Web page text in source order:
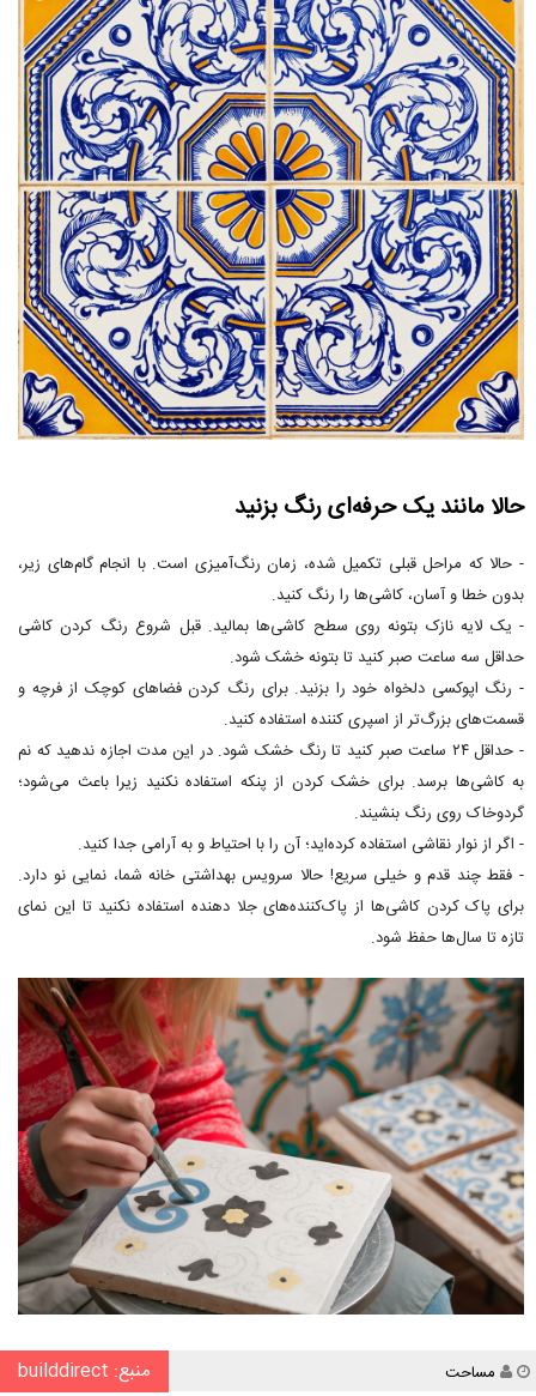
حالا مانند یک حرفه‌ای رنگ بزنید
- حالا که مراحل قبلی تکمیل شده، زمان رنگ‌آمیزی است. با انجام گام‌های زیر،
بدون خطا و آسان، کاشی‌ها را رنگ کنید.
- یک لایه نازک بتونه روی سطح کاشی‌ها بمالید. قبل شروع رنگ کردن کاشی
حداقل سه ساعت صبر کنید تا بتونه خشک شود.
- رنگ اپوکسی دلخواه خود را بزنید. برای رنگ کردن فضاهای کوچک از فرچه و
قسمت‌های بزرگ‌تر از اسپری کننده استفاده کنید.
- حداقل ۲۴ ساعت صبر کنید تا رنگ خشک شود. در این مدت اجازه ندهید که نم
به کاشی‌ها برسد. برای خشک کردن از پنکه استفاده نکنید زیرا باعث می‌شود؛
گردوخاک روی رنگ بنشیند.
- اگر از نوار نقاشی استفاده کرده‌اید؛ آن را با احتیاط و به آرامی جدا کنید.
- فقط چند قدم و خیلی سریع! حالا سرویس بهداشتی خانه شما، نمایی نو دارد.
برای پاک کردن کاشی‌ها از پاک‌کننده‌های جلا دهنده استفاده نکنید تا این نمای
تازه تا سال‌ها حفظ شود.
نویسنده
مساحت منبع: builddirect